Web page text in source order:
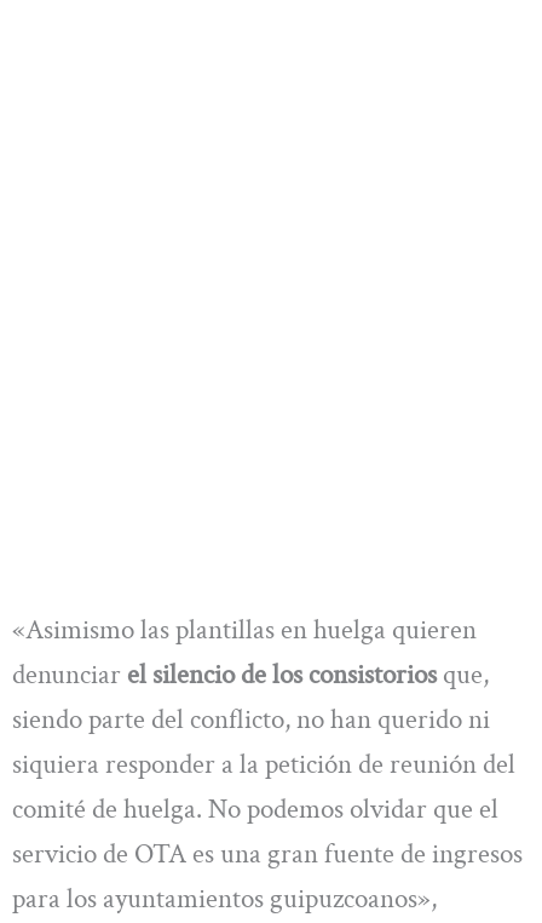
«Asimismo las plantillas en huelga quieren
denunciar el silencio de los consistoriosque,
siendo parte del conflicto, no han querido ni
siquiera responder a la petición de reunión del
comité de huelga. No podemos olvidar que el
servicio de OTA es una gran fuente de ingresos
para los ayuntamientos guipuzcoanos»,